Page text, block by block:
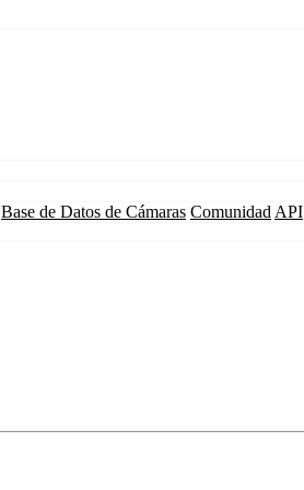
Base de Datos de Cámaras Comunidad API